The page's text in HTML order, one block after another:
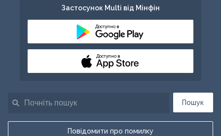
Пошук
Повідомити про помилку
Застосунок Multi від Мінфін
Доступно в
Доступно в